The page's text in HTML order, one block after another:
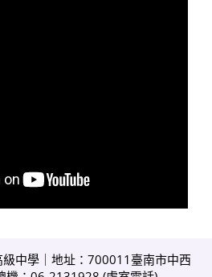
中學｜地址：700011臺南市中西